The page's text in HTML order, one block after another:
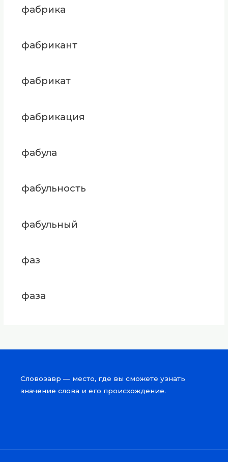
фабрика
фабрикант
фабрикат
фабрикация
фабула
фабульность
фабульный
фаз
фаза
Словозавр — место, где вы сможете узнать
значение слова и его происхождение.